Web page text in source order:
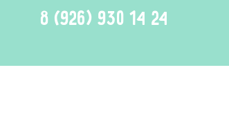
8 (926) 930 14 24